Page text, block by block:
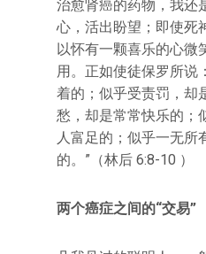
治愈肾癌的药物，我还
心，活出盼望；即使死
以怀有一颗喜乐的心微
用。正如使徒保罗所说
着的；似乎受责罚，却
愁，却是常常快乐的；
人富足的；似乎一无所
的。”（林后 6:8-10 ）
两个癌症之间的“交易”